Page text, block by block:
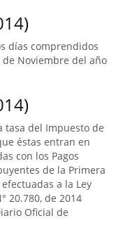
días comprendidos
Noviembre del año
tasa del Impuesto de
éstas entran en
con los Pagos
de la Primera
a la Ley
20.780, de 2014
Oficial de